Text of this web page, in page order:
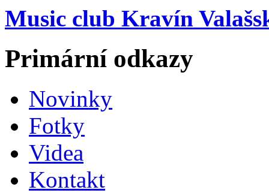
Music club Kravín
Primární odkazy
Novinky
Fotky
Videa
Kontakt